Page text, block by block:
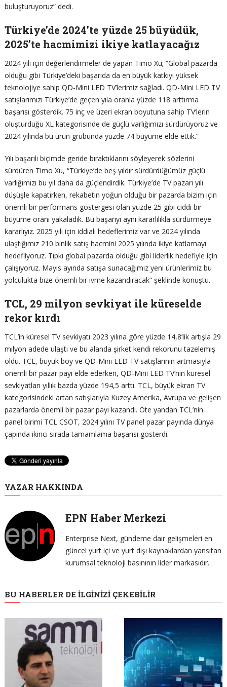
buluşturuyoruz” dedi.
Türkiye’de 2024’te yüzde 25 büyüdük,
2025’te hacmimizi ikiye katlayacağız
2024 yılı için değerlendirmeler de yapan Timo Xu; “Global pazarda
olduğu gibi Türkiye’deki başarıda da en büyük katkıyı yüksek
teknolojiye sahip QD-Mini LED TV’lerimiz sağladı. QD-Mini LED TV
satışlarımızı Türkiye’de geçen yıla oranla yüzde 118 arttırma
başarısı gösterdik. 75 inç ve üzeri ekran boyutuna sahip TV’lerin
oluşturduğu XL kategorisinde de güçlü varlığımızı sürdürüyoruz ve
2024 yılında bu ürün grubunda yüzde 74 büyüme elde ettik.”
Yılı başarılı biçimde geride bıraktıklarını söyleyerek sözlerini
sürdüren Timo Xu, “Türkiye’de beş yıldır sürdürdüğümüz güçlü
varlığımızı bu yıl daha da güçlendirdik. Türkiye’de TV pazarı yılı
düşüşle kapatırken, rekabetin yoğun olduğu bir pazarda bizim için
önemli bir performans göstergesi olan yüzde 25 gibi ciddi bir
büyüme oranı yakaladık. Bu başarıyı aynı kararlılıkla sürdürmeye
kararlıyız. 2025 yılı için iddialı hedeflerimiz var ve 2024 yılında
ulaştığımız 210 binlik satış hacmini 2025 yılında ikiye katlamayı
hedefliyoruz. Tıpkı global pazarda olduğu gibi liderlik hedefiyle için
çalışıyoruz. Mayıs ayında satışa sunacağımız yeni ürünlerimiz bu
yolculukta bize önemli bir ivme kazandıracak” şeklinde konuştu.
TCL, 29 milyon sevkiyat ile küreselde
rekor kırdı
TCL’in küresel TV sevkiyatı 2023 yılına göre yüzde 14,8’lik artışla 29
milyon adede ulaştı ve bu alanda şirket kendi rekorunu tazelemiş
oldu. TCL, büyük boy ve QD-Mini LED TV satışlarının artmasıyla
önemli bir pazar payı elde ederken, QD-Mini LED TV’nin küresel
sevkiyatları yıllık bazda yüzde 194,5 arttı. TCL, büyük ekran TV
kategorisindeki artan satışlarıyla Kuzey Amerika, Avrupa ve gelişen
pazarlarda önemli bir pazar payı kazandı. Öte yandan TCL’nin
panel birimi TCL CSOT, 2024 yılını TV panel pazar payında dünya
çapında ikinci sırada tamamlama başarısı gösterdi.
YAZAR HAKKINDA
EPN Haber Merkezi
Enterprise Next, gündeme dair gelişmeleri en
güncel yurt içi ve yurt dışı kaynaklardan yansıtan
kurumsal teknoloji basınının lider markasıdır.
BU HABERLER DE İLGINIZI ÇEKEBILIR